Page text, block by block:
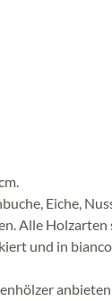
Eiche,
Alle Holzarten
und in
anbieten